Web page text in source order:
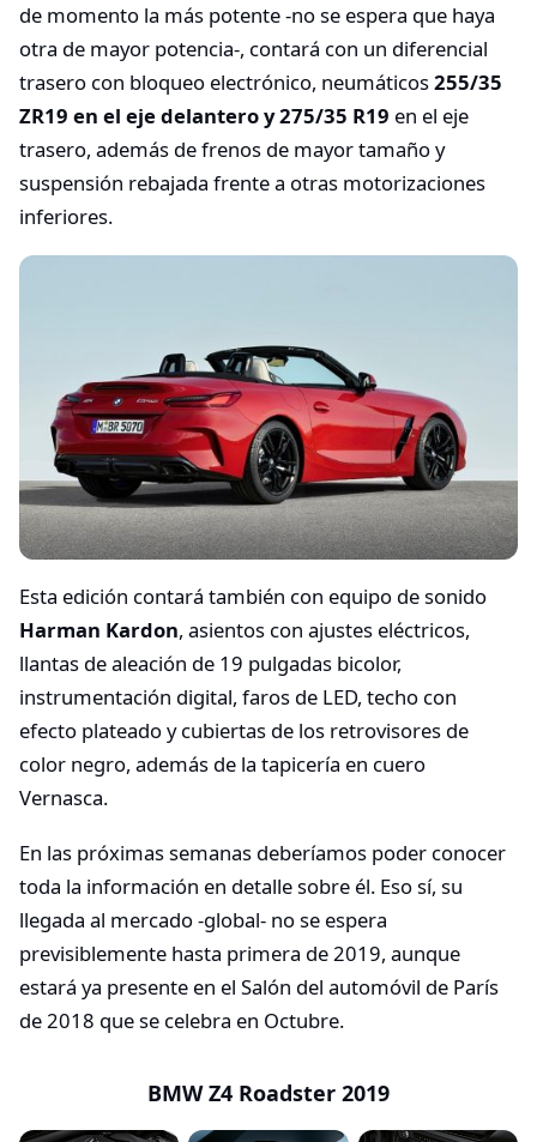
de momento la más potente -no se espera que haya
otra de mayor potencia-, contará con un diferencial
trasero con bloqueo electrónico, neumáticos255/35
ZR19 en el eje delantero y 275/35 R19 en el eje
trasero, además de frenos de mayor tamaño y
suspensión rebajada frente a otras motorizaciones
inferiores.
Esta edición contará también con equipo de sonido
Harman Kardon, asientos con ajustes eléctricos,
llantas de aleación de 19 pulgadas bicolor,
instrumentación digital, faros de LED, techo con
efecto plateado y cubiertas de los retrovisores de
color negro, además de la tapicería en cuero
Vernasca.
En las próximas semanas deberíamos poder conocer
toda la información en detalle sobre él. Eso sí, su
llegada al mercado -global- no se espera
previsiblemente hasta primera de 2019, aunque
estará ya presente en el Salón del automóvil de París
de 2018 que se celebra en Octubre.
BMW Z4 Roadster 2019